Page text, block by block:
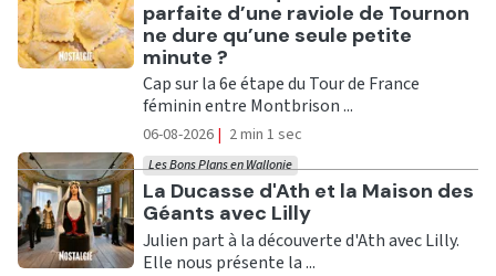
parfaite d’une raviole de Tournon
ne dure qu’une seule petite
minute ?
Cap sur la 6e étape du Tour de France
féminin entre Montbrison ...
06-08-2026 | 2 min 1 sec
Ecouter
La Ducasse d'Ath et la Maison des
Géants avec Lilly
Les Bons Plans en Wallonie
Julien part à la découverte d'Ath avec Lilly.
Elle nous présente la ...